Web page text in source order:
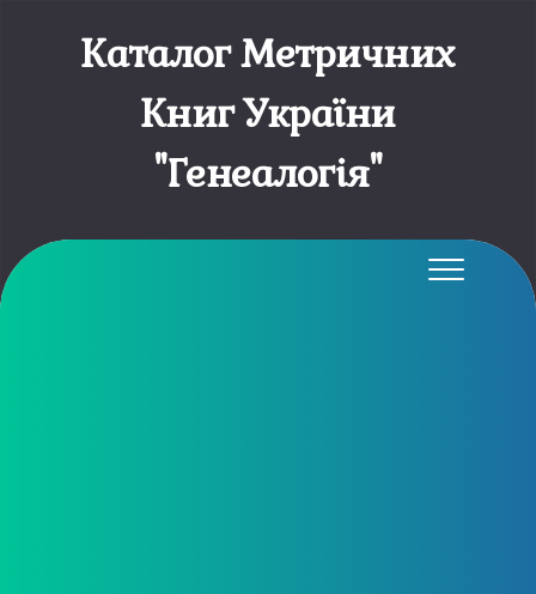
Каталог Метричних
Книг України
"Генеалогія"